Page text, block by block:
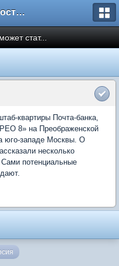
Форум Новостройки
стат...
квартиры Почта-банка,
8» на Преображенской
юго-западе Москвы. О
несколько
потенциальные